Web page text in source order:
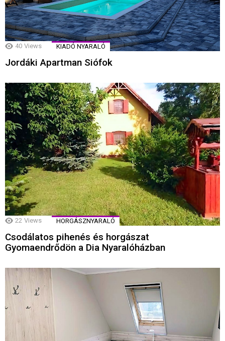
40 Views KIADÓ NYARALÓ
Jordáki Apartman Siófok
22 Views HORGÁSZNYARALÓ
Csodálatos pihenés és horgászat
Gyomaendrődön a Dia Nyaralóházban